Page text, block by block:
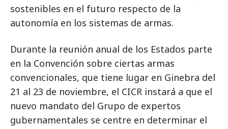
sostenibles en el futuro respecto de la
autonomía en los sistemas de armas.
Durante la reunión anual de los Estados parte
en la Convención sobre ciertas armas
convencionales, que tiene lugar en Ginebra del
21 al 23 de noviembre, el CICR instará a que el
nuevo mandato del Grupo de expertos
gubernamentales se centre en determinar el